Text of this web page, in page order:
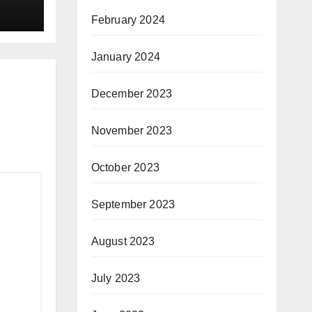
February 2024
January 2024
December 2023
November 2023
October 2023
September 2023
August 2023
July 2023